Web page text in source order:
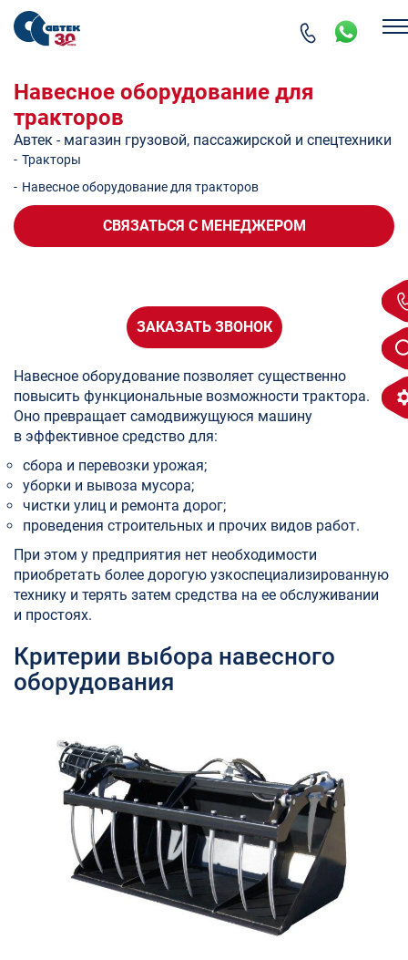
Навесное оборудование для
тракторов
Автек - магазин грузовой, пассажирской и спецтехники
- Тракторы
- Навесное оборудование для тракторов
СВЯЗАТЬСЯ С МЕНЕДЖЕРОМ
ЗАКАЗАТЬ ЗВОНОК
Навесное оборудование позволяет существенно
повысить функциональные возможности трактора.
Оно превращает самодвижущуюся машину
в эффективное средство для:
сбора и перевозки урожая;
уборки и вывоза мусора;
чистки улиц и ремонта дорог;
проведения строительных и прочих видов работ.
При этом у предприятия нет необходимости
приобретать более дорогую узкоспециализированную
технику и терять затем средства на ее обслуживании
и простоях.
Критерии выбора навесного
оборудования